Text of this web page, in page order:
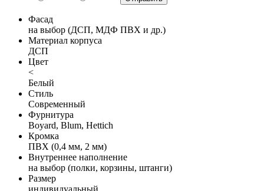
Фасад
на выбор (ДСП, МДФ ПВХ и др.)
Материал корпуса
ДСП
Цвет
<
Белый
Стиль
Современный
Фурнитура
Boyard, Blum, Hettich
Кромка
ПВХ (0,4 мм, 2 мм)
Внутреннее наполнение
на выбор (полки, корзины, штанги)
Размер
индивидуальный